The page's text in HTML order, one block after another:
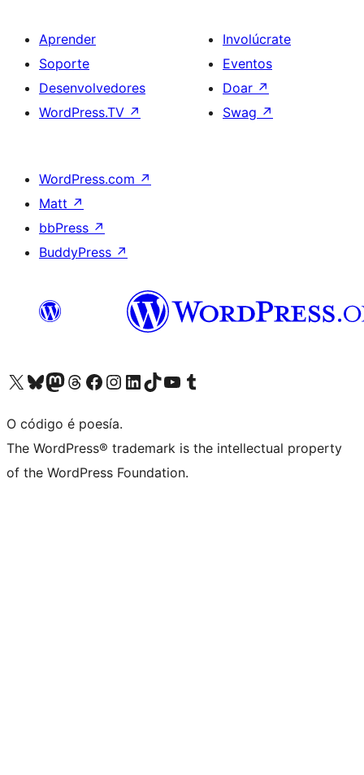
Aprender
Soporte
Desenvolvedores
WordPress.TV ↗
Involúcrate
Eventos
Doar ↗
Swag ↗
WordPress.com ↗
Matt ↗
bbPress ↗
BuddyPress ↗
Visita la cuenta de X (anteriormente Twitter)
Visita a nosa conta de Bluesky
Visita a nosa conta de Mastodon
Visita a nosa conta de Threads
Visita a nosa páxina de Facebook
Visita a nosa conta de Instagram
Visita a nosa conta de LinkedIn
Visita a nosa conta de TikTok
Visita a nosa canle de YouTube
Visita a nosa conta de Tumblr
O código é poesía.
The WordPress® trademark is the intellectual property
of the WordPress Foundation.